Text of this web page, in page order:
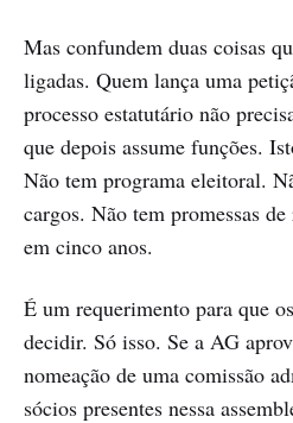
Mas confundem duas coisas
ligadas. Quem lança uma
processo estatutário não
que depois assume funções.
Não tem programa eleitoral.
cargos. Não tem promessas
em cinco anos.
É um requerimento para que
decidir. Só isso. Se a AG
nomeação de uma comissão
sócios presentes nessa